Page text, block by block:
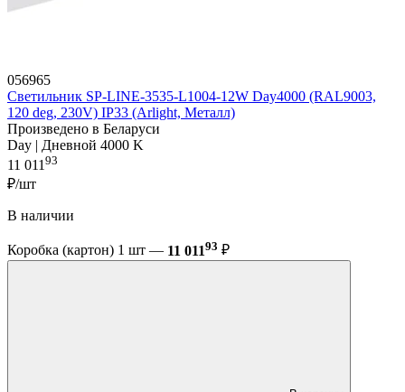
056965
Светильник SP-LINE-3535-L1004-12W Day4000 (RAL9003,
120 deg, 230V) IP33 (Arlight, Металл)
Произведено в Беларуси
Day | Дневной 4000 K
11 01193
₽/шт
В наличии
Коробка (картон) 1 шт — 11 01193 ₽